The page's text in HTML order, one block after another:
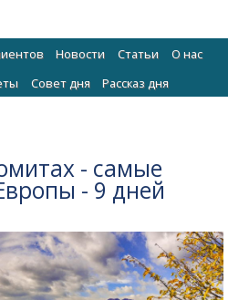
Новости Статьи
О нас
Cовет дня Рассказ дня
- самые
- 9 дней